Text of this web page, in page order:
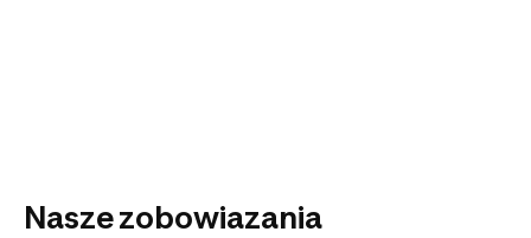
Nasze zobowiazania